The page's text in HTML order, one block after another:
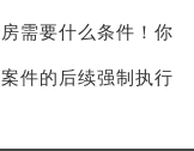
需要什么条件！你
件的后续强制执行